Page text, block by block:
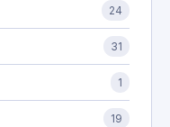
24
31
1
19